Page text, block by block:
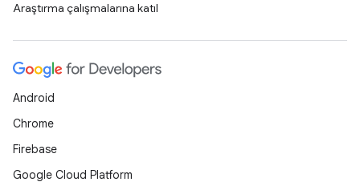
Araştırma çalışmalarına katıl
Android
Chrome
Firebase
Google Cloud Platform